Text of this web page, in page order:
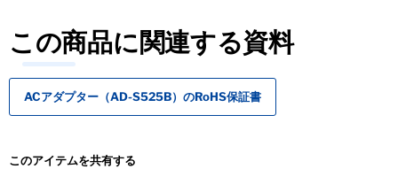
この商品に関連する資料
ACアダプター（AD-S525B）のRoHS保証書
このアイテムを共有する